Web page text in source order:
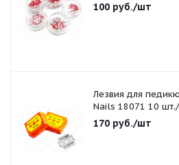
100 руб./шт
Лезвия для
Nails 18071 10
170 руб./шт